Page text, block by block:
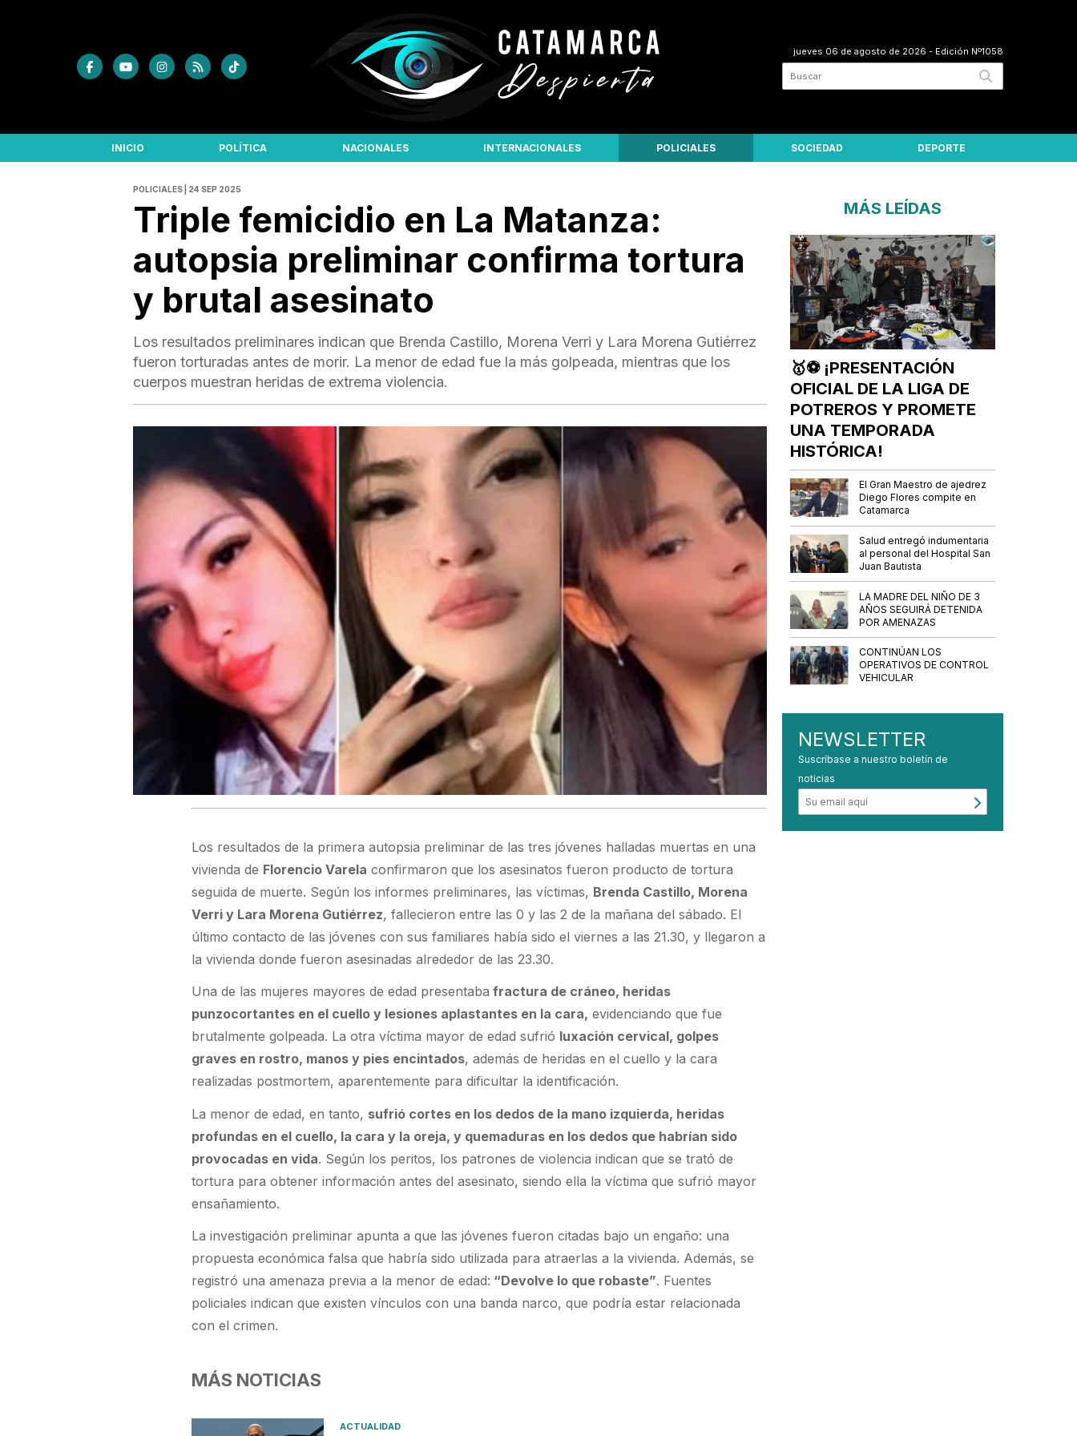
jueves 06 de agosto de 2026 - Edición Nº1058
INICIO POLÍTICA NACIONALES INTERNACIONALES POLICIALES SOCIEDAD DEPORTE
POLICIALES | 24 SEP 2025
Triple femicidio en La Matanza:
autopsia preliminar confirma tortura
y brutal asesinato
Los resultados preliminares indican que Brenda Castillo, Morena Verri y Lara Morena Gutiérrez
fueron torturadas antes de morir. La menor de edad fue la más golpeada, mientras que los
cuerpos muestran heridas de extrema violencia.
Los resultados de la primera autopsia preliminar de las tres jóvenes halladas muertas en una
vivienda de Florencio Varela confirmaron que los asesinatos fueron producto de tortura
seguida de muerte. Según los informes preliminares, las víctimas, Brenda Castillo, Morena
Verri y Lara Morena Gutiérrez, fallecieron entre las 0 y las 2 de la mañana del sábado. El
último contacto de las jóvenes con sus familiares había sido el viernes a las 21.30, y llegaron a
la vivienda donde fueron asesinadas alrededor de las 23.30.
Una de las mujeres mayores de edad presentaba fractura de cráneo, heridas
punzocortantes en el cuello y lesiones aplastantes en la cara, evidenciando que fue
brutalmente golpeada. La otra víctima mayor de edad sufrió luxación cervical, golpes
graves en rostro, manos y pies encintados, además de heridas en el cuello y la cara
realizadas postmortem, aparentemente para dificultar la identificación.
La menor de edad, en tanto, sufrió cortes en los dedos de la mano izquierda, heridas
profundas en el cuello, la cara y la oreja, y quemaduras en los dedos que habrían sido
provocadas en vida. Según los peritos, los patrones de violencia indican que se trató de
tortura para obtener información antes del asesinato, siendo ella la víctima que sufrió mayor
ensañamiento.
La investigación preliminar apunta a que las jóvenes fueron citadas bajo un engaño: una
propuesta económica falsa que habría sido utilizada para atraerlas a la vivienda. Además, se
registró una amenaza previa a la menor de edad: “Devolve lo que robaste”. Fuentes
policiales indican que existen vínculos con una banda narco, que podría estar relacionada
con el crimen.
MÁS NOTICIAS
ACTUALIDAD
MÁS LEÍDAS
🥇⚽ ¡PRESENTACIÓN
OFICIAL DE LA LIGA DE
POTREROS Y PROMETE
UNA TEMPORADA
HISTÓRICA!
El Gran Maestro de ajedrez
Diego Flores compite en
Catamarca
Salud entregó indumentaria
al personal del Hospital San
Juan Bautista
LA MADRE DEL NIÑO DE 3
AÑOS SEGUIRÁ DETENIDA
POR AMENAZAS
CONTINÚAN LOS
OPERATIVOS DE CONTROL
VEHICULAR
NEWSLETTER
Suscríbase a nuestro boletín de
noticias